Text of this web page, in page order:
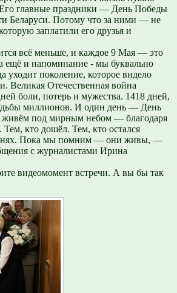
главные праздники — День Победы
Беларуси. Потому что за ними — не
заплатили его друзья и
всё меньше, и каждое 9 Мая — это
ещё и напоминание - мы буквально
уходит поколение, которое видело
Великая Отечественная война
боли, потерь и мужества. 1418 дней,
миллионов. И один день — День
под мирным небом — благодаря
кто дошёл. Тем, кто остался
днях. Пока мы помним — они живы, —
с журналистами Ирина
видеомомент встречи. А вы бы так